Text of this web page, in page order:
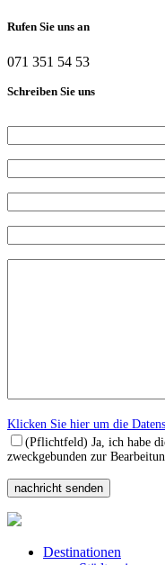
Rufen Sie uns an
071 351 54 53
Schreiben Sie uns
Klicken Sie hier um die
(Pflichtfeld) Ja, ich habe
zweckgebunden zur
Destinationen